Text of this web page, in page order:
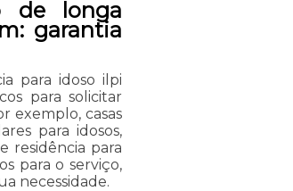
de longa
garantia
para idoso ilpi
para solicitar
exemplo, casas
para idosos,
residência para
para o serviço,
necessidade.